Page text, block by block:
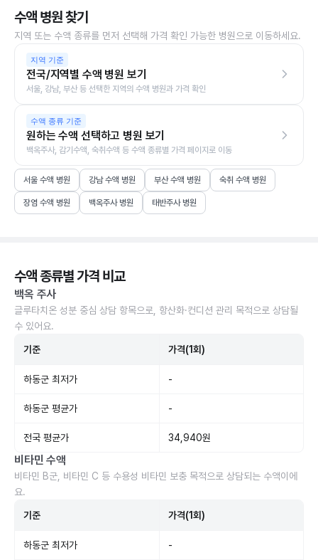
수액 병원 찾기
지역 또는 수액 종류를 먼저 선택해 가격 확인 가능한 병원으로 이동하세요.
지역 기준
전국/지역별 수액 병원 보기
서울, 강남, 부산 등 선택한 지역의 수액 병원과 가격 확인
수액 종류 기준
원하는 수액 선택하고 병원 보기
백옥주사, 감기수액, 숙취수액 등 수액 종류별 가격 페이지로 이동
서울 수액 병원 강남 수액 병원 부산 수액 병원 숙취 수액 병원
장염 수액 병원 백옥주사 병원 태반주사 병원
수액 종류별 가격 비교
백옥 주사
글루타치온 성분 중심 상담 항목으로, 항산화·컨디션 관리 목적으로 상담될
수 있어요.
기준 가격(1회)
하동군 최저가 -
하동군 평균가 -
전국 평균가 34,940원
비타민 수액
비타민 B군, 비타민 C 등 수용성 비타민 보충 목적으로 상담되는 수액이에
요.
기준 가격(1회)
하동군 최저가 -